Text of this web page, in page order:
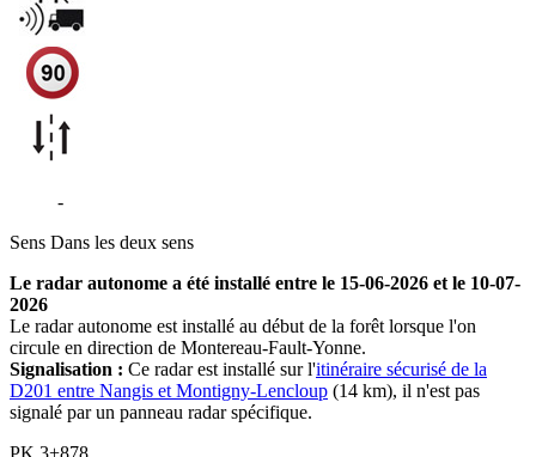
-
Sens Dans les deux sens
Le radar autonome a été installé entre le 15-06-2026 et le 10-07-
2026
Le radar autonome est installé au début de la forêt lorsque l'on
circule en direction de Montereau-Fault-Yonne.
Signalisation : Ce radar est installé sur l'itinéraire sécurisé de la
D201 entre Nangis et Montigny-Lencloup (14 km), il n'est pas
signalé par un panneau radar spécifique.